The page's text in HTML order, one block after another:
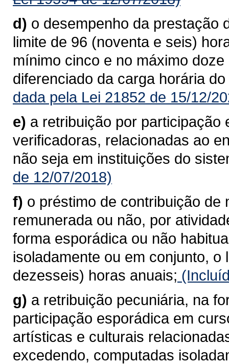
d) o desempenho da prestação
limite de 96 (noventa e seis)
mínimo cinco e no máximo
diferenciado da carga horária
dada pela Lei 21852 de 15/12/
e) a retribuição por participação
verificadoras, relacionadas ao
não seja em instituições do
de 12/07/2018)
f) o préstimo de contribuição
remunerada ou não, por
forma esporádica ou não
isoladamente ou em conjunto,
dezesseis) horas anuais;
g) a retribuição pecuniária, na
participação esporádica em
artísticas e culturais
excedendo, computadas